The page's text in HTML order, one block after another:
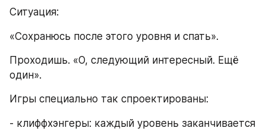
Ситуация:
«Сохранюсь после этого уровня и спать».
Проходишь. «О, следующий интересный. Ещё
один».
Игры специально так спроектированы:
- клиффхэнгеры: каждый уровень заканчивается